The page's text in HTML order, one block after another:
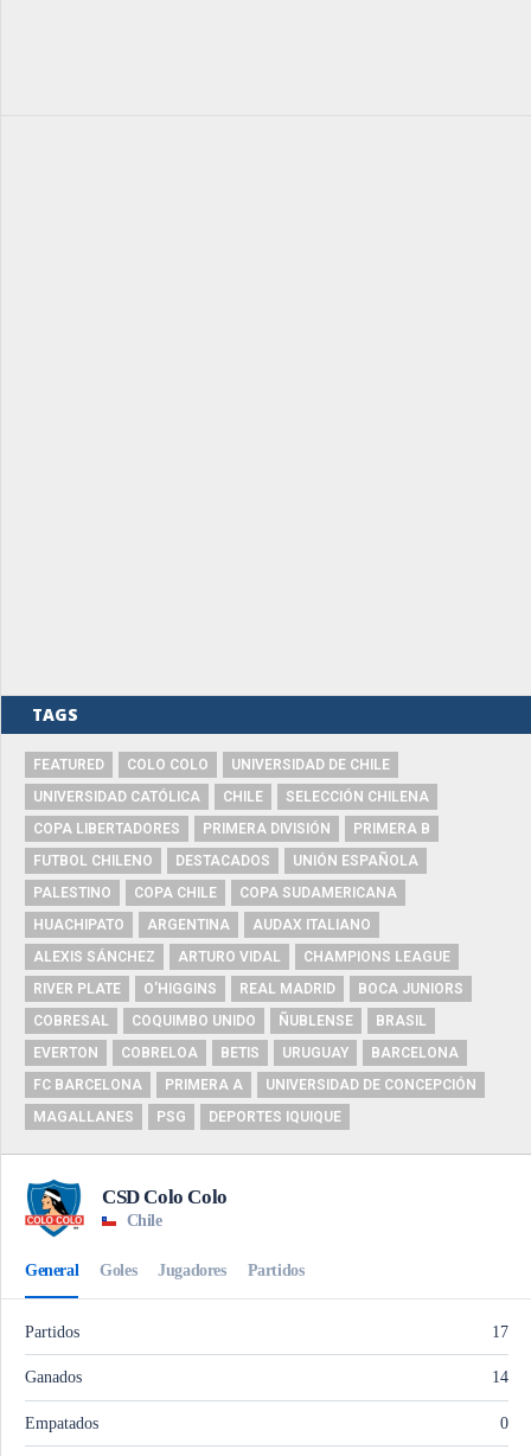
TAGS
FEATURED COLO COLO
UNIVERSIDAD DE CHILE
UNIVERSIDAD CATÓLICA
CHILE
SELECCIÓN CHILENA
COPA LIBERTADORES
PRIMERA DIVISIÓN
PRIMERA B
FUTBOL CHILENO
DESTACADOS
UNIÓN ESPAÑOLA
PALESTINO
COPA CHILE
COPA SUDAMERICANA
HUACHIPATO
ARGENTINA
AUDAX ITALIANO
ALEXIS SÁNCHEZ
ARTURO VIDAL
CHAMPIONS LEAGUE
RIVER PLATE
O'HIGGINS REAL MADRID
BOCA JUNIORS
COBRESAL
COQUIMBO UNIDO ÑUBLENSE
BRASIL
EVERTON
COBRELOA BETIS URUGUAY
BARCELONA
FC BARCELONA
PRIMERA A
UNIVERSIDAD DE CONCEPCIÓN
MAGALLANES
PSG DEPORTES IQUIQUE